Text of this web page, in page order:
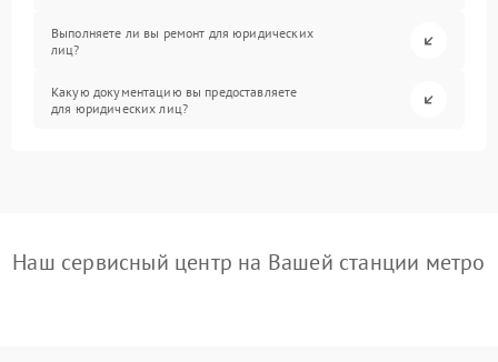
Выполняете ли вы ремонт для юридических
лиц?
Какую документацию вы предоставляете
для юридических лиц?
Наш сервисный центр на Вашей станции метро